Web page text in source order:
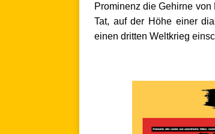
Prominenz die Gehirne
Tat, auf der Höhe einer
einen dritten Weltkrieg